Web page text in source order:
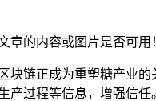
章的内容或图片是否可用
块链正成为重塑糖产业
产过程等信息，增强信